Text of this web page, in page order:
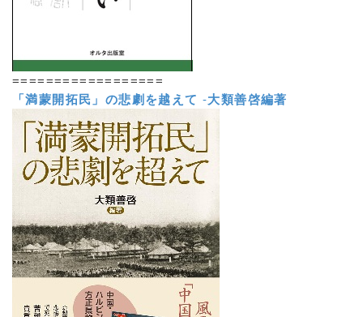
==================
「満蒙開拓民」の悲劇を越えて -大類善啓編著